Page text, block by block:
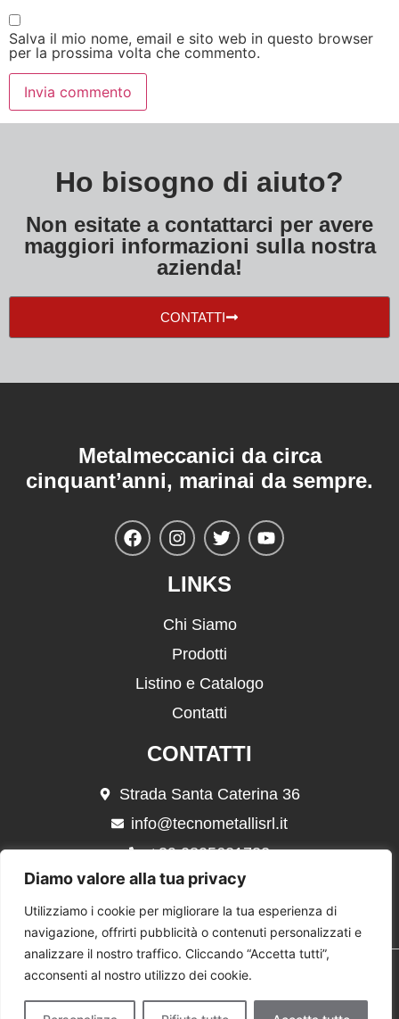
Diamo valore alla tua privacy
Utilizziamo i cookie per migliorare la tua esperienza di
navigazione, offrirti pubblicità o contenuti personalizzati e
analizzare il nostro traffico. Cliccando “Accetta tutti”,
acconsenti al nostro utilizzo dei cookie.
Salva il mio nome, email e sito web in questo browser
per la prossima volta che commento.
Ho bisogno di aiuto?
Non esitate a contattarci per avere
maggiori informazioni sulla nostra
azienda!
CONTATTI
Metalmeccanici da circa
cinquant’anni, marinai da sempre.
LINKS
Chi Siamo
Prodotti
Listino e Catalogo
Contatti
CONTATTI
Strada Santa Caterina 36
info@tecnometallisrl.it
+39 0805621732
+39 339 4368107
© 2024 TECNOMETALLI.